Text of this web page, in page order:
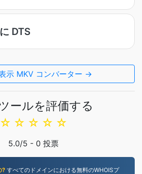
DTS
示 MKV コンバーター →
ールを評価する
☆
☆
☆
☆
☆
5.0/5 - 0 投票
?すべてのドメインにおける無料のWHOISプ